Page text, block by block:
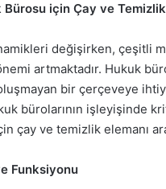
Bürosu için Çay ve
değişirken, çeşitli
artmaktadır. Hukuk
bir çerçeveye
bürolarının işleyişinde
çay ve temizlik elemanı
Funksiyonu